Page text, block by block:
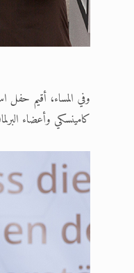
كامينسكي وأعضاء